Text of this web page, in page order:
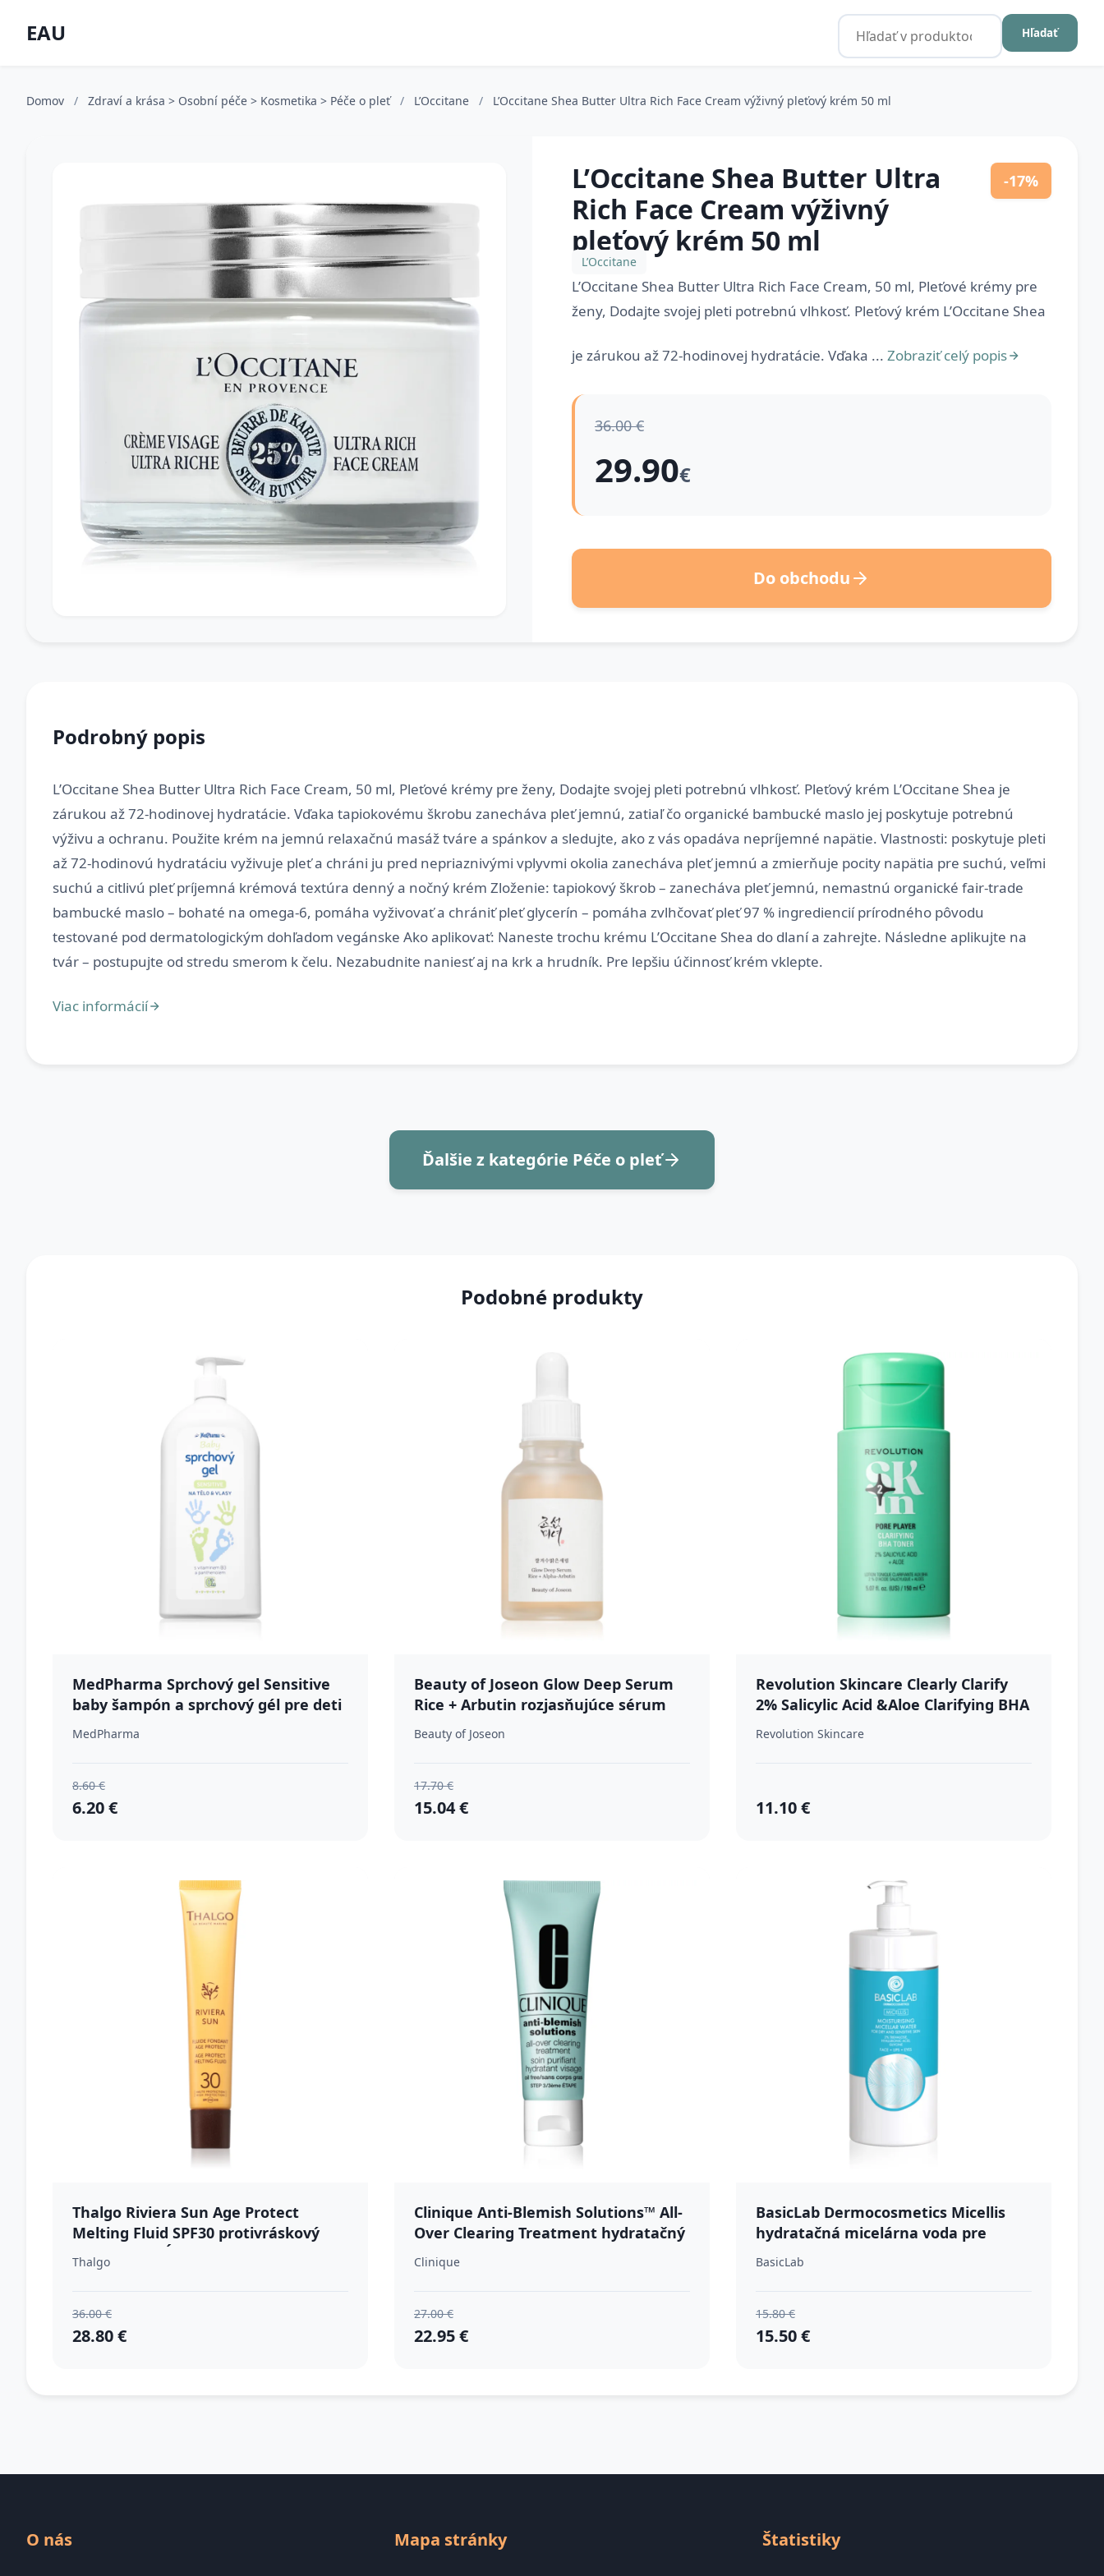
EAU Hľadať
Domov / Zdraví a krása > Osobní péče > Kosmetika > Péče o pleť / L’Occitane / L’Occitane Shea Butter Ultra Rich Face Cream výživný pleťový krém 50 ml
L’Occitane Shea Butter Ultra
Rich Face Cream výživný
pleťový krém 50 ml
-17%
L’Occitane
L’Occitane Shea Butter Ultra Rich Face Cream, 50 ml, Pleťové krémy pre
ženy, Dodajte svojej pleti potrebnú vlhkosť. Pleťový krém L’Occitane Shea
je zárukou až 72-hodinovej hydratácie. Vďaka ... Zobraziť celý popis
36.00 €
29.90€
Do obchodu
Podrobný popis
L’Occitane Shea Butter Ultra Rich Face Cream, 50 ml, Pleťové krémy pre ženy, Dodajte svojej pleti potrebnú vlhkosť. Pleťový krém L’Occitane Shea je
zárukou až 72-hodinovej hydratácie. Vďaka tapiokovému škrobu zanecháva pleť jemnú, zatiaľ čo organické bambucké maslo jej poskytuje potrebnú
výživu a ochranu. Použite krém na jemnú relaxačnú masáž tváre a spánkov a sledujte, ako z vás opadáva nepríjemné napätie. Vlastnosti: poskytuje pleti
až 72-hodinovú hydratáciu vyživuje pleť a chráni ju pred nepriaznivými vplyvmi okolia zanecháva pleť jemnú a zmierňuje pocity napätia pre suchú, veľmi
suchú a citlivú pleť príjemná krémová textúra denný a nočný krém Zloženie: tapiokový škrob – zanecháva pleť jemnú, nemastnú organické fair-trade
bambucké maslo – bohaté na omega-6, pomáha vyživovať a chrániť pleť glycerín – pomáha zvlhčovať pleť 97 % ingrediencií prírodného pôvodu
testované pod dermatologickým dohľadom vegánske Ako aplikovať: Naneste trochu krému L’Occitane Shea do dlaní a zahrejte. Následne aplikujte na
Ďalšie z kategórie Péče o pleť
Podobné produkty
MedPharma Sprchový gel Sensitive
baby šampón a sprchový gél pre deti
500 ml
MedPharma
8.60 €
6.20 €
Beauty of Joseon Glow Deep Serum
Rice + Arbutin rozjasňujúce sérum
pre zjednotenie farebného tónu pleti
60 ml
Beauty of Joseon
17.70 €
15.04 €
Revolution Skincare Clearly Clarify
2% Salicylic Acid &Aloe Clarifying BHA
Toner čistiace tonikum pre reguláciu
Revolution Skincare
11.10 €
Thalgo Riviera Sun Age Protect
Melting Fluid SPF30 protivráskový
fluid na predĺženie doby opálenia SPF
30 50 ml
Thalgo
36.00 €
28.80 €
Clinique Anti-Blemish Solutions™ All-
Over Clearing Treatment hydratačný
krém pre problematickú pleť, akné
50 ml
Clinique
27.00 €
22.95 €
BasicLab Dermocosmetics Micellis
hydratačná micelárna voda pre
suchú až citlivú pleť 500 ml
BasicLab
15.80 €
15.50 €
O nás Mapa stránky Štatistiky